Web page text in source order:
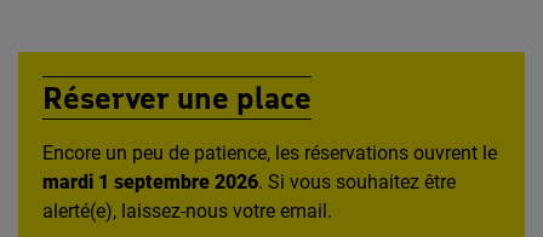
Réserver une place
Encore un peu de patience, les réservations ouvrent le
mardi 1 septembre 2026. Si vous souhaitez être
alerté(e), laissez-nous votre email.